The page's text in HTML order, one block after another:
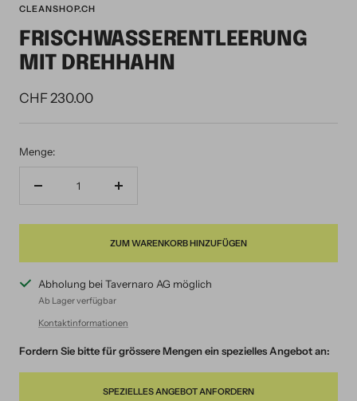
CLEANSHOP.CH
FRISCHWASSERENTLEERUNG
MIT DREHHAHN
Angebotspreis
CHF 230.00
Menge:
Menge
ZUM WARENKORB HINZUFÜGEN
Abholung bei Tavernaro AG möglich
Ab Lager verfügbar
Kontaktinformationen
Fordern Sie bitte für grössere Mengen ein spezielles Angebot an:
SPEZIELLES ANGEBOT ANFORDERN